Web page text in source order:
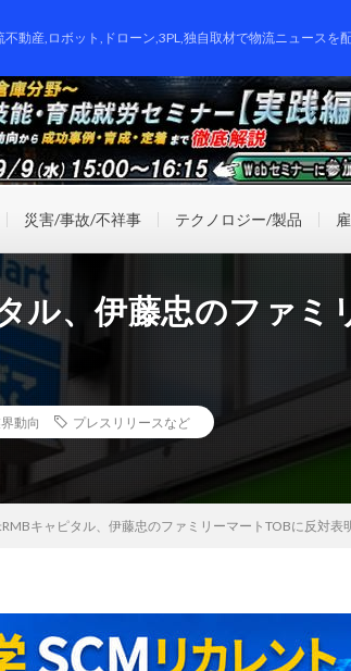
不動産,ロボット,ドローン,3PL,独自取材で物流ニュースを
災害/事故/不祥事 テクノロジー/製品
ル、伊藤忠のファミ
動向 プレスリリースなど
キャピタル、伊藤忠のファミリーマートTOBに反対表